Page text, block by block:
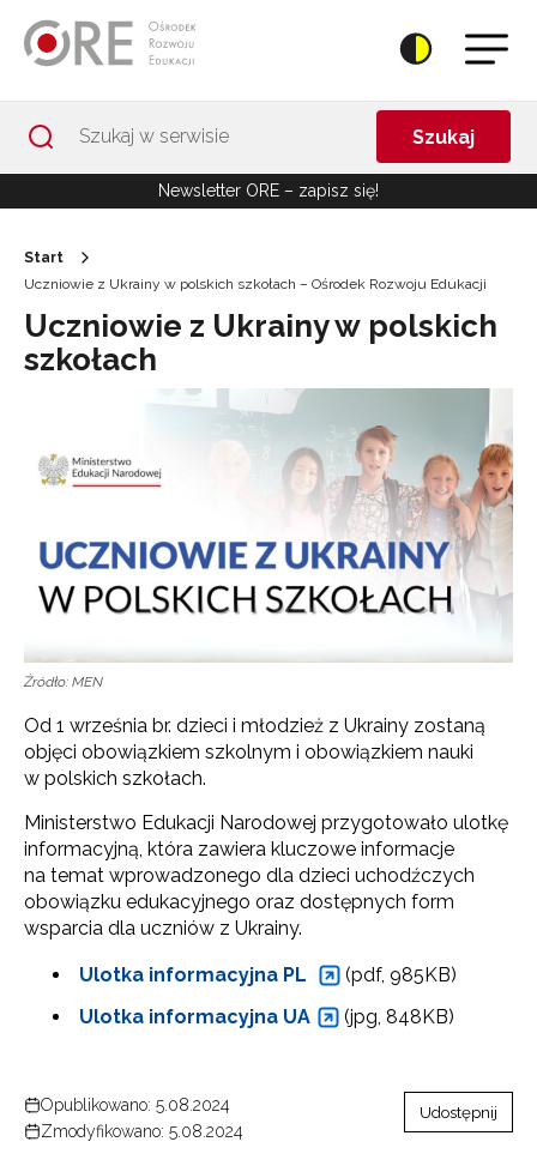
Szukaj
Newsletter ORE – zapisz się!
Start
Uczniowie z Ukrainy w polskich szkołach – Ośrodek Rozwoju Edukacji
Uczniowie z Ukrainy w polskich
szkołach
Źródło: MEN
Od 1 września br. dzieci i młodzież z Ukrainy zostaną
objęci obowiązkiem szkolnym i obowiązkiem nauki
w polskich szkołach.
Ministerstwo Edukacji Narodowej przygotowało ulotkę
informacyjną, która zawiera kluczowe informacje
na temat wprowadzonego dla dzieci uchodźczych
obowiązku edukacyjnego oraz dostępnych form
wsparcia dla uczniów z Ukrainy.
Ulotka informacyjna PL
(pdf, 985KB)
Ulotka informacyjna UA
(jpg, 848KB)
Opublikowano: 5.08.2024
Zmodyfikowano: 5.08.2024
Udostępnij